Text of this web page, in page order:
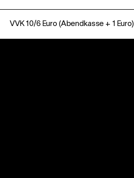
VVK 10/6 Euro (Abendkasse + 1 Euro)